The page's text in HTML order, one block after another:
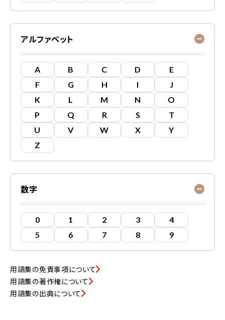
アルファベット
A B C D
E
F
G H I
J
K
L M N
O
P
Q R S
T
U
V W X
Y
Z
数字
0 1 2 3
4
5
6 7 8 9
用語集の免責事項について
用語集の著作権について
用語集の出典について